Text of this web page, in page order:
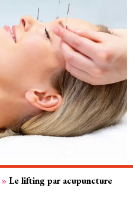
»Le lifting par acupuncture